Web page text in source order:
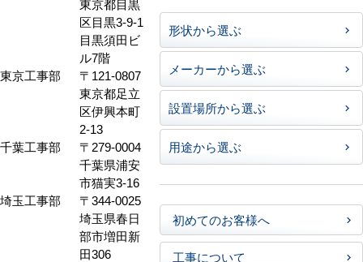
東京都目黒
区目黒3-9-1
目黒須田ビ
ル7階
東京工事部
〒121-0807
東京都足立
区伊興本町
2-13
千葉工事部
〒279-0004
千葉県浦安
市猫実3-16
埼玉工事部
〒344-0025
埼玉県春日
部市増田新
田306
形状から選ぶ
メーカーから選ぶ
設置場所から選ぶ
用途から選ぶ
初めてのお客様へ
工事について